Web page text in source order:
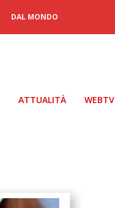
DAL MONDO
ATTUALITÀ WEBTV